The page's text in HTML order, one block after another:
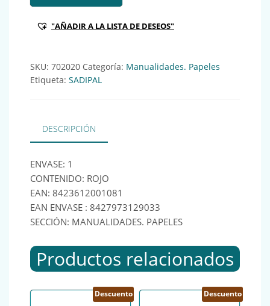
"AÑADIR A LA LISTA DE DESEOS"
SKU: 702020 Categoría: Manualidades. Papeles
Etiqueta: SADIPAL
DESCRIPCIÓN
ENVASE: 1
CONTENIDO: ROJO
EAN: 8423612001081
EAN ENVASE : 8427973129033
SECCIÓN: MANUALIDADES. PAPELES
Productos relacionados
Descuento Descuento